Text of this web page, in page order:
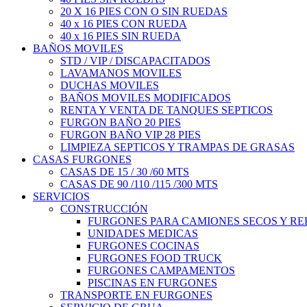
20 X 16 PIES CON O SIN RUEDAS
40 x 16 PIES CON RUEDA
40 x 16 PIES SIN RUEDA
BAÑOS MOVILES
STD / VIP / DISCAPACITADOS
LAVAMANOS MOVILES
DUCHAS MOVILES
BAÑOS MOVILES MODIFICADOS
RENTA Y VENTA DE TANQUES SEPTICOS
FURGON BAÑO 20 PIES
FURGON BAÑO VIP 28 PIES
LIMPIEZA SEPTICOS Y TRAMPAS DE GRASAS
CASAS FURGONES
CASAS DE 15 / 30 /60 MTS
CASAS DE 90 /110 /115 /300 MTS
SERVICIOS
CONSTRUCCIÓN
FURGONES PARA CAMIONES SECOS Y
UNIDADES MEDICAS
FURGONES COCINAS
FURGONES FOOD TRUCK
FURGONES CAMPAMENTOS
PISCINAS EN FURGONES
TRANSPORTE EN FURGONES